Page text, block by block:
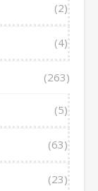
(2)
(4)
(263)
(5)
(63)
(23)